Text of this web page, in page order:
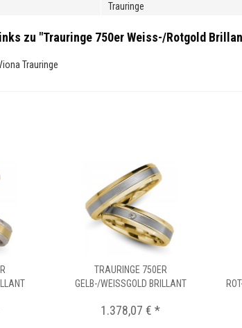
Trauringe
zu "Trauringe 750er Weiss-/Rotgold
Trauringe
TRAURINGE 750ER
GELB-/WEISSGOLD BRILLANT
1.378,07 € *